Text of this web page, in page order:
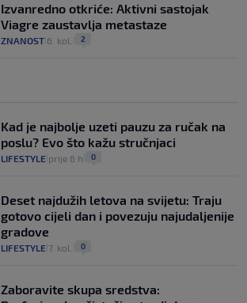
Izvanredno otkriće: Aktivni sastojak
Viagre zaustavlja metastaze
ZNANOST 6. kol. 2
Kad je najbolje uzeti pauzu za ručak na
poslu? Evo što kažu stručnjaci
LIFESTYLE prije 6 h 0
Deset najdužih letova na svijetu: Traju
gotovo cijeli dan i povezuju najudaljenije
gradove
LIFESTYLE 7. kol. 0
Zaboravite skupa sredstva: